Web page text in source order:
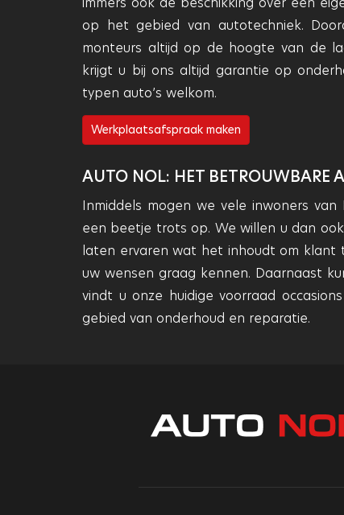
op het gebied van autotechniek.
monteurs altijd op de hoogte van de
krijgt u bij ons altijd garantie op
typen auto’s welkom.
Werkplaatsafspraak maken
AUTO NOL: HET BETROUWBARE
Inmiddels mogen we vele inwoners
een beetje trots op. We willen u dan
laten ervaren wat het inhoudt om klant
uw wensen graag kennen. Daarnaast
vindt u onze huidige voorraad
gebied van onderhoud en reparatie.